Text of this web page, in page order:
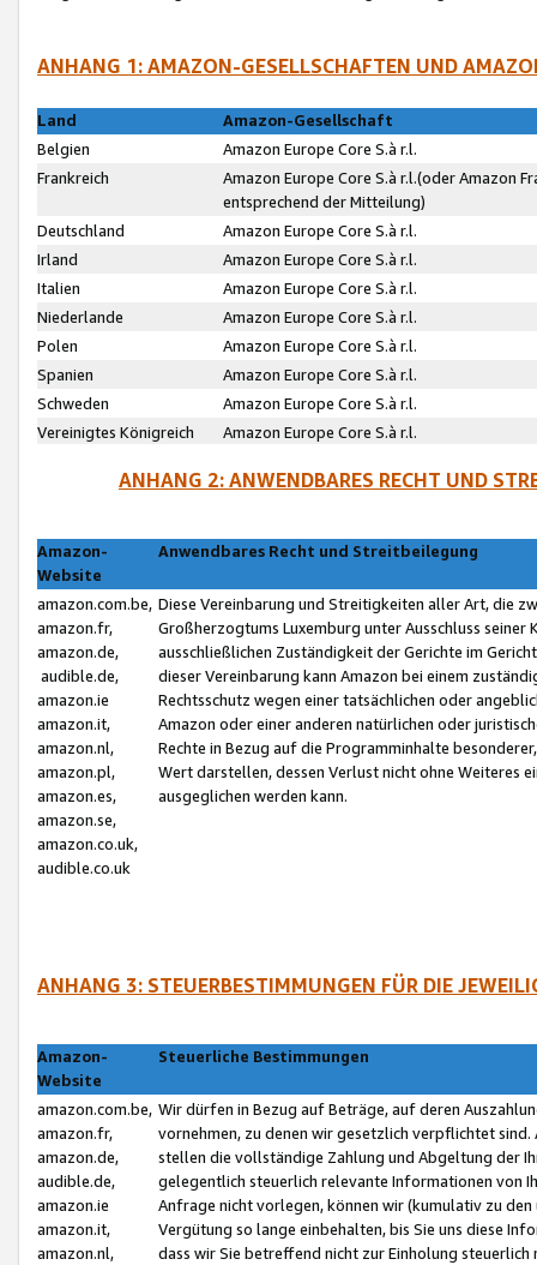
ANHANG 1: AMAZON-GESELLSCHAFTEN UND
Land
Amazon-Gesellschaft
Belgien
Amazon Europe Core S.à r.l.
Frankreich
Amazon Europe Core S.à r.l.(oder Amazon
entsprechend der Mitteilung)
Deutschland
Amazon Europe Core S.à r.l.
Irland
Amazon Europe Core S.à r.l.
Italien
Amazon Europe Core S.à r.l.
Niederlande
Amazon Europe Core S.à r.l.
Polen
Amazon Europe Core S.à r.l.
Spanien
Amazon Europe Core S.à r.l.
Schweden
Amazon Europe Core S.à r.l.
Vereinigtes Königreich
Amazon Europe Core S.à r.l.
ANHANG 2: ANWENDBARES RECHT UND
Amazon-
Website
Anwendbares Recht und Streitbeilegung
amazon.com.be,
amazon.fr,
amazon.de,
audible.de,
amazon.ie
amazon.it,
amazon.nl,
amazon.pl,
amazon.es,
amazon.se,
amazon.co.uk,
audible.co.uk
Diese Vereinbarung und Streitigkeiten aller Art, die
Großherzogtums Luxemburg unter Ausschluss
ausschließlichen Zuständigkeit der Gerichte im
dieser Vereinbarung kann Amazon bei einem
Rechtsschutz wegen einer tatsächlichen oder
Amazon oder einer anderen natürlichen oder
Rechte in Bezug auf die Programminhalte
Wert darstellen, dessen Verlust nicht ohne Weiteres
ausgeglichen werden kann.
ANHANG 3: STEUERBESTIMMUNGEN FÜR DIE
Amazon-
Website
Steuerliche Bestimmungen
amazon.com.be,
amazon.fr,
amazon.de,
audible.de,
amazon.ie
amazon.it,
amazon.nl,
Wir dürfen in Bezug auf Beträge, auf deren
vornehmen, zu denen wir gesetzlich verpflichtet
stellen die vollständige Zahlung und Abgeltung der
gelegentlich steuerlich relevante Informationen von
Anfrage nicht vorlegen, können wir (kumulativ zu
Vergütung so lange einbehalten, bis Sie uns diese
dass wir Sie betreffend nicht zur Einholung